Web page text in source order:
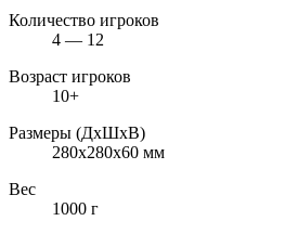
Количество игроков
4 — 12
Возраст игроков
10+
Размеры (ДxШxВ)
280x280x60 мм
Вес
1000 г